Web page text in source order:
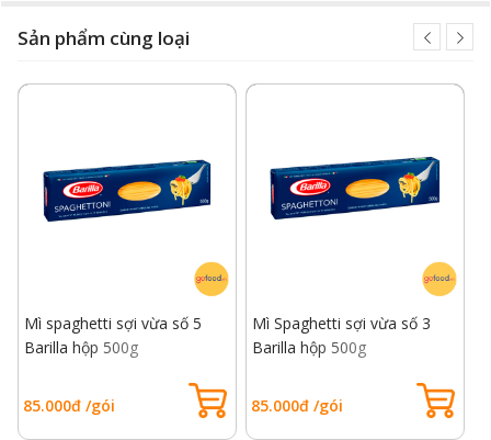
Sản phẩm cùng loại
Mì spaghetti sợi vừa số 5
Barilla hộp 500g
85.000đ /gói
Mì Spaghetti sợi vừa số 3
Barilla hộp 500g
85.000đ /gói